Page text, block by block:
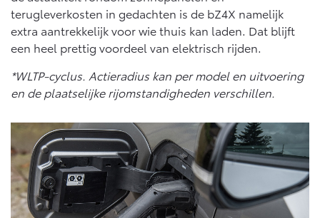
terugleverkosten in gedachten is de bZ4X namelijk
extra aantrekkelijk voor wie thuis kan laden. Dat blijft
een heel prettig voordeel van elektrisch rijden.
*WLTP-cyclus. Actieradius kan per model en uitvoering
en de plaatselijke rijomstandigheden verschillen.